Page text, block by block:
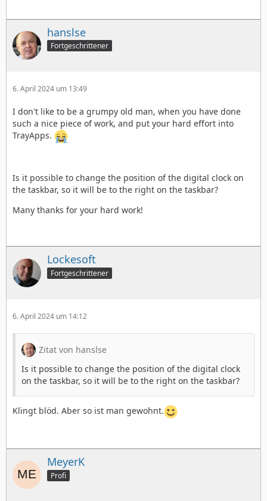
hanslse
Fortgeschrittener
6. April 2024 um 13:49
I don't like to be a grumpy old man, when you have done
such a nice piece of work, and put your hard effort into
TrayApps.
Is it possible to change the position of the digital clock on
the taskbar, so it will be to the right on the taskbar?
Many thanks for your hard work!
Lockesoft
Fortgeschrittener
6. April 2024 um 14:12
Zitat von hanslse
Is it possible to change the position of the digital clock
on the taskbar, so it will be to the right on the taskbar?
Klingt blöd. Aber so ist man gewohnt.
MeyerK
Profi